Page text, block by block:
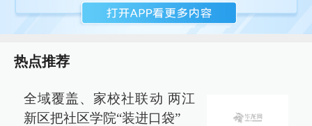
热点推荐
全域覆盖、家校社联动 两江
新区把社区学院“装进口袋”